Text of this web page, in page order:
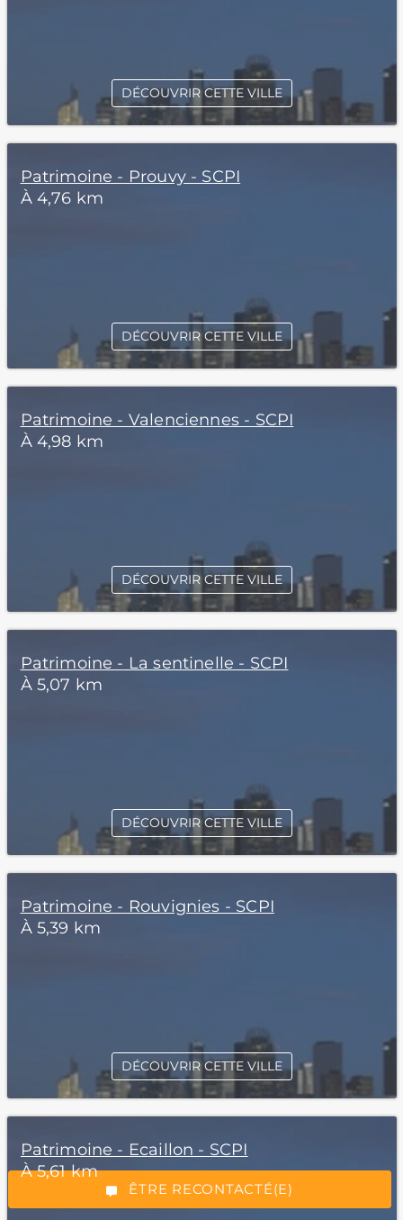
*Champs obligatoires
“Excellent”, 165 avis
ÊTRE RECONTACTÉ(E)
DÉCOUVRIR CETTE VILLE
Patrimoine - Prouvy - SCPI
À 4,76 km
DÉCOUVRIR CETTE VILLE
Patrimoine - Valenciennes - SCPI
À 4,98 km
DÉCOUVRIR CETTE VILLE
Patrimoine - La sentinelle - SCPI
À 5,07 km
DÉCOUVRIR CETTE VILLE
Patrimoine - Rouvignies - SCPI
À 5,39 km
DÉCOUVRIR CETTE VILLE
Patrimoine - Ecaillon - SCPI
À 5,61 km